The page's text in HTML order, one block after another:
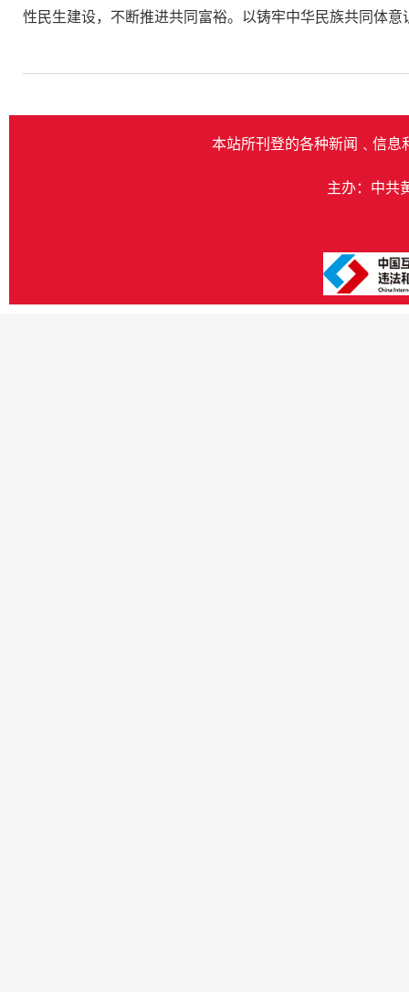
性民生建设，不断推进共同富裕。以铸牢中华民族共同体
本站所刊登的各种新闻﹑信息
主办：中共